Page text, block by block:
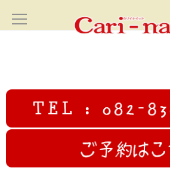
サロン案内
SALON